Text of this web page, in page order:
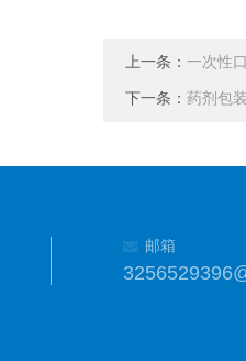
上一条： 一次性
下一条： 药剂包
邮箱